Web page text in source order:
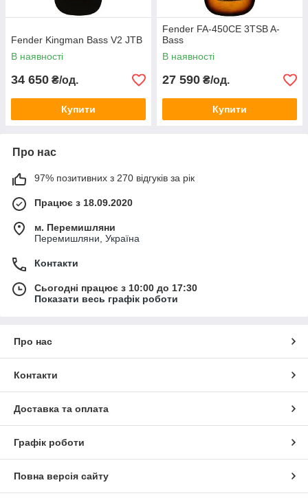
Fender Kingman Bass V2 JTB
В наявності
34 650 ₴/од.
Купити
Fender FA-450CE 3TSB A-
Bass
В наявності
27 590 ₴/од.
Купити
Про нас
97% позитивних з 270 відгуків за рік
Працює з 18.09.2020
м. Перемишляни
Перемишляни, Україна
Контакти
Сьогодні працює з 10:00 до 17:30
Показати весь графік роботи
Про нас
Контакти
Доставка та оплата
Графік роботи
Повна версія сайту